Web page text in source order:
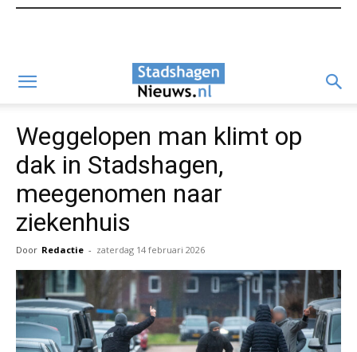
Weggelopen man klimt op
dak in Stadshagen,
meegenomen naar
ziekenhuis
Door Redactie - zaterdag 14 februari 2026